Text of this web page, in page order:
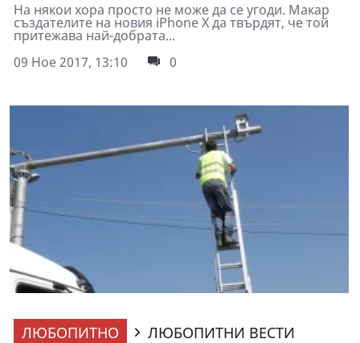
На някои хора просто не може да се угоди. Макар
създателите на новия iPhone X да твърдят, че той
притежава най-добрата...
09 Ное 2017, 13:10
0
ЛЮБОПИТНО
ЛЮБОПИТНИ ВЕСТИ